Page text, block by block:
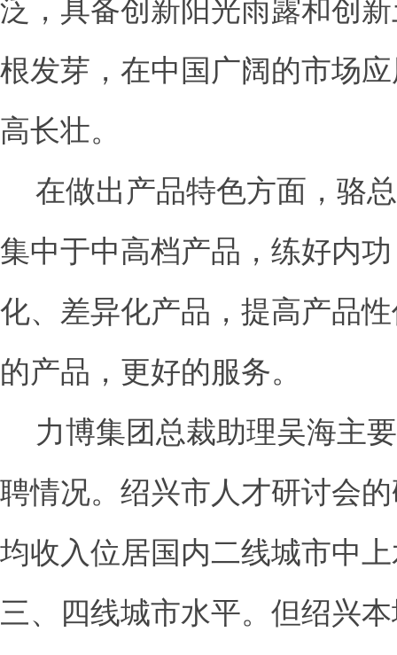
泛，具备创新阳光雨露和创
根发芽，在中国广阔的市场
高长壮。
在做出产品特色方面，骆
集中于中高档产品，练好内
化、差异化产品，提高产品
的产品，更好的服务。
力博集团总裁助理吴海主
聘情况。绍兴市人才研讨会
均收入位居国内二线城市中
三、四线城市水平。但绍兴